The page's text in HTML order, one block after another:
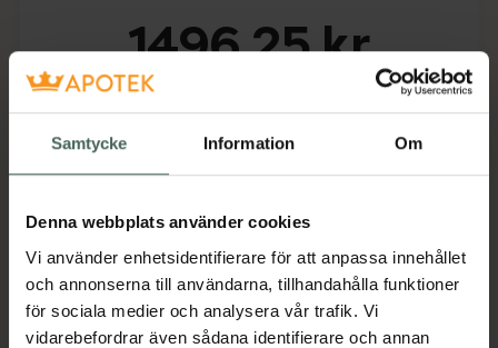
Samtycke Information Om
Denna webbplats använder cookies
Vi använder enhetsidentifierare för att anpassa innehållet
och annonserna till användarna, tillhandahålla funktioner
för sociala medier och analysera vår trafik. Vi
vidarebefordrar även sådana identifierare och annan
1496,25 kr
Köp via ditt recept
Aktuella erbjudanden
Beskrivning Dölj